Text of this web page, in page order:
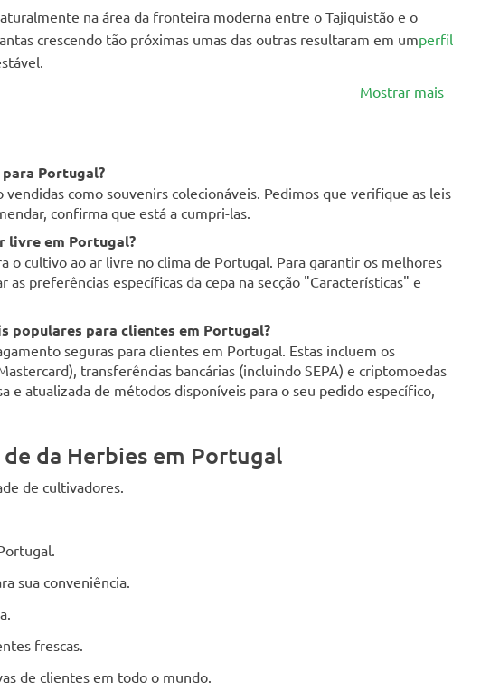
na área da fronteira moderna entre o Tajiquistão e o
crescendo tão próximas umas das outras resultaram em umperfil
Mostrar mais
Portugal?
vendidas como souvenirs colecionáveis. Pedimos que verifique as leis
confirma que está a cumpri-las.
livre em Portugal?
o cultivo ao ar livre no clima de Portugal. Para garantir os melhores
preferências específicas da cepa na secção "Características" e
populares para clientes em Portugal?
seguras para clientes em Portugal. Estas incluem os
transferências bancárias (incluindo SEPA) e criptomoedas
e atualizada de métodos disponíveis para o seu pedido específico,
da Herbies em Portugal
de cultivadores.
sua conveniência.
frescas.
de clientes em todo o mundo.